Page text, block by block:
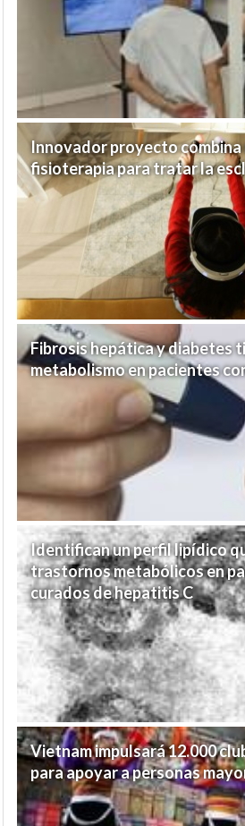
Innovador proyecto
fisioterapia para tratar la
Fibrosis hepática y diabetes
metabolismo en pacientes
Identifican un perfil lipídico
trastornos metabólicos en
curados de hepatitis C
Vietnam impulsará 12.000
para apoyar a personas